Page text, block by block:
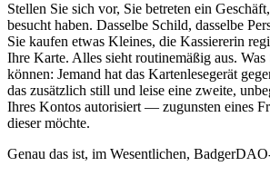
Stellen Sie sich vor, Sie betreten ein
besucht haben. Dasselbe Schild, dasselbe
Sie kaufen etwas Kleines, die Kassiererin
Ihre Karte. Alles sieht routinemäßig aus. Was
können: Jemand hat das Kartenlesegerät
das zusätzlich still und leise eine zweite,
Ihres Kontos autorisiert — zugunsten eines
dieser möchte.
Genau das ist, im Wesentlichen,